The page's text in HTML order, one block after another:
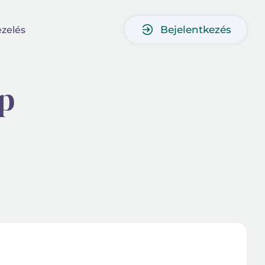
Bejelentkezés